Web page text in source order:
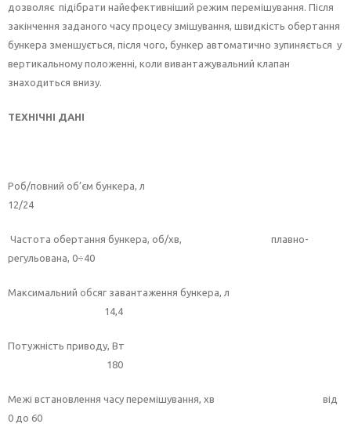
дозволяє підібрати найефективніший режим перемішування. Після
закінчення заданого часу процесу змішування, швидкість обертання
бункера зменшується, після чого, бункер автоматично зупиняється у
вертикальному положенні, коли вивантажувальний клапан
знаходиться внизу.
ТЕХНІЧНІ ДАНІ
Роб/повний об’єм бункера, л
12/24
Частота обертання бункера, об/хв, плавно-
регульована, 0÷40
Максимальний обсяг завантаження бункера, л
14,4
Потужність приводу, Вт
180
Межі встановлення часу перемішування, хв від
0 до 60